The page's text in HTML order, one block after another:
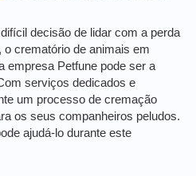
decisão de lidar com a perda
crematório de animais em
empresa Petfune pode ser a
serviços dedicados e
um processo de cremação
os seus companheiros peludos.
ajudá-lo durante este